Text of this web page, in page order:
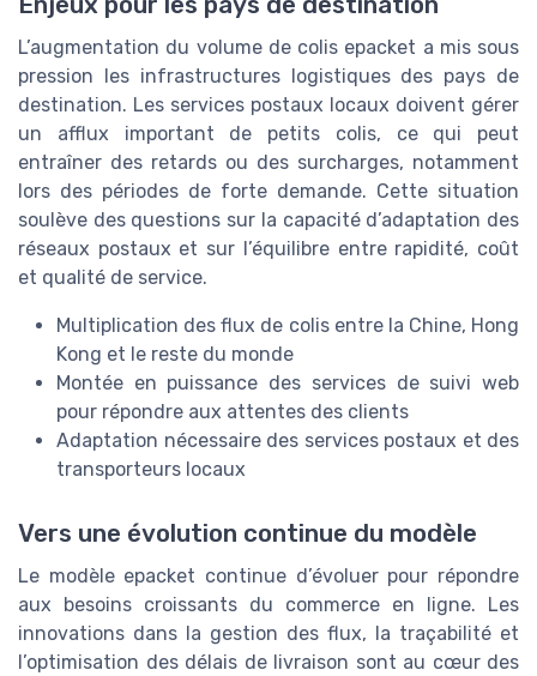
L’augmentation du volume de colis epacket a mis sous
pression les infrastructures logistiques des pays de
destination. Les services postaux locaux doivent gérer
un afflux important de petits colis, ce qui peut
entraîner des retards ou des surcharges, notamment
lors des périodes de forte demande. Cette situation
soulève des questions sur la capacité d’adaptation des
réseaux postaux et sur l’équilibre entre rapidité, coût
et qualité de service.
Multiplication des flux de colis entre la Chine, Hong
Kong et le reste du monde
Montée en puissance des services de suivi web
pour répondre aux attentes des clients
Adaptation nécessaire des services postaux et des
transporteurs locaux
Vers une évolution continue du modèle
Le modèle epacket continue d’évoluer pour répondre
aux besoins croissants du commerce en ligne. Les
innovations dans la gestion des flux, la traçabilité et
l’optimisation des délais de livraison sont au cœur des